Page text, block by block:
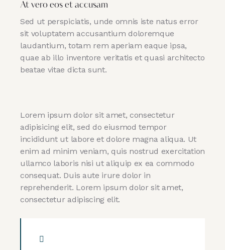
At vero eos et accusam
Sed ut perspiciatis, unde omnis iste natus error
sit voluptatem accusantium doloremque
laudantium, totam rem aperiam eaque ipsa,
quae ab illo inventore veritatis et quasi architecto
beatae vitae dicta sunt.
Lorem ipsum dolor sit amet, consectetur
adipisicing elit, sed do eiusmod tempor
incididunt ut labore et dolore magna aliqua. Ut
enim ad minim veniam, quis nostrud exercitation
ullamco laboris nisi ut aliquip ex ea commodo
consequat. Duis aute irure dolor in
reprehenderit. Lorem ipsum dolor sit amet,
consectetur adipiscing elit.